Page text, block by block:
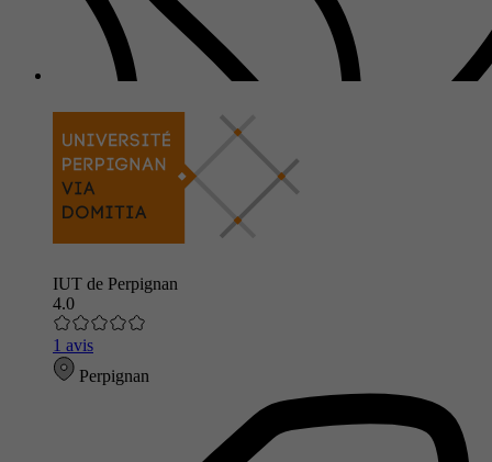
IUT de Perpignan
4.0
1 avis
Perpignan